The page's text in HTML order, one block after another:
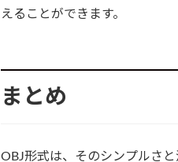
えることができます。
まとめ
OBJ形式は、そのシンプルさ